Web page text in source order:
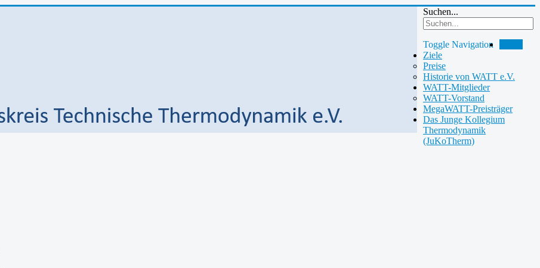
Suchen...
Toggle Navigation
Ziele
Preise
Historie von WATT e.V.
WATT-Mitglieder
WATT-Vorstand
MegaWATT-Preisträger
Das Junge Kollegium
Thermodynamik
(JuKoTherm)